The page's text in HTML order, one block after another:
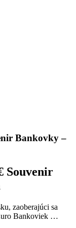
Bankovky –
Souvenir
zaoberajúci sa
Bankoviek …